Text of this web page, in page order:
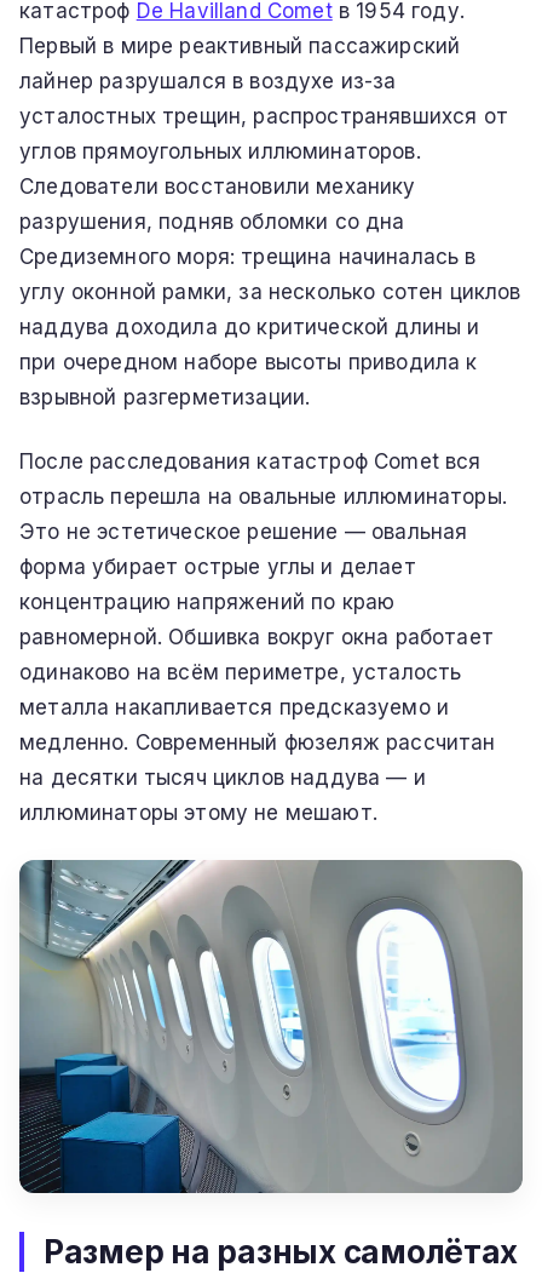
катастроф De Havilland Cometв 1954 году.
Первый в мире реактивный пассажирский
лайнер разрушался в воздухе из-за
усталостных трещин, распространявшихся от
углов прямоугольных иллюминаторов.
Следователи восстановили механику
разрушения, подняв обломки со дна
Средиземного моря: трещина начиналась в
углу оконной рамки, за несколько сотен циклов
наддува доходила до критической длины и
при очередном наборе высоты приводила к
взрывной разгерметизации.
После расследования катастроф Comet вся
отрасль перешла на овальные иллюминаторы.
Это не эстетическое решение — овальная
форма убирает острые углы и делает
концентрацию напряжений по краю
равномерной. Обшивка вокруг окна работает
одинаково на всём периметре, усталость
металла накапливается предсказуемо и
медленно. Современный фюзеляж рассчитан
на десятки тысяч циклов наддува — и
иллюминаторы этому не мешают.
Размер на разных самолётах